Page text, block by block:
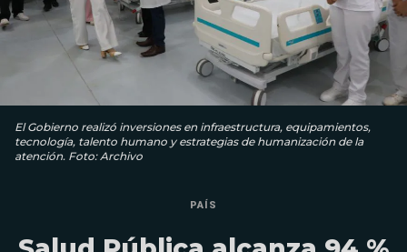
El Gobierno realizó inversiones en infraestructura, equipamientos,
tecnología, talento humano y estrategias de humanización de la
atención. Foto: Archivo
PAÍS